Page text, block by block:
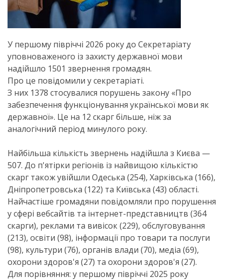
У першому півріччі 2026 року до Секретаріату
уповноваженого із захисту державної мови
надійшло 1501 звернення громадян.
Про це повідомили у секретаріаті.
З них 1378 стосувалися порушень закону «Про
забезпечення функціонування української мови як
державної». Це на 12 скарг більше, ніж за
аналогічний період минулого року.
Найбільша кількість звернень надійшла з Києва —
507. До п'ятірки регіонів із найвищою кількістю
скарг також увійшли Одеська (254), Харківська (166),
Дніпропетровська (122) та Київська (43) області.
Найчастіше громадяни повідомляли про порушення
у сфері вебсайтів та інтернет-представництв (364
скарги), реклами та вивісок (229), обслуговування
(213), освіти (98), інформації про товари та послуги
(98), культури (76), органів влади (70), медіа (69),
охорони здоров'я (27) та охорони здоров'я (27).
Для порівняння: у першому півріччі 2025 року